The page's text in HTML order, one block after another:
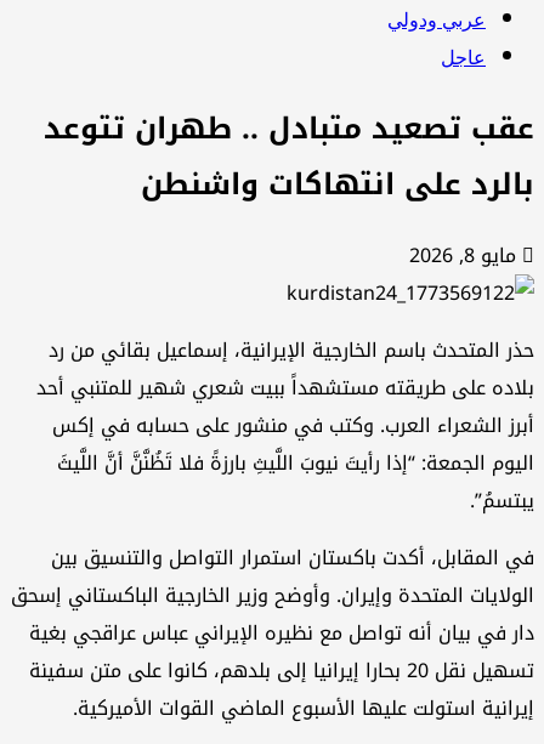
عربي ودولي
عاجل
تصعيد متبادل .. طهران تتوعد
على انتهاكات واشنطن
مايو 8, 2026
المتحدث باسم الخارجية الإيرانية، إسماعيل بقائي من رد
على طريقته مستشهداً ببيت شعري شهير للمتنبي أحد
الشعراء العرب. وكتب في منشور على حسابه في إكس
الجمعة: “إذا رأيتَ نيوبَ اللَّيثِ بارزةً فلا تَظُنَّنَّ أنَّ اللَّيثَ
المقابل، أكدت باكستان استمرار التواصل والتنسيق بين
المتحدة وإيران. وأوضح وزير الخارجية الباكستاني إسحق
في بيان أنه تواصل مع نظيره الإيراني عباس عراقجي بغية
تسهيل نقل 20 بحارا إيرانيا إلى بلدهم، كانوا على متن سفينة
استولت عليها الأسبوع الماضي القوات الأميركية.